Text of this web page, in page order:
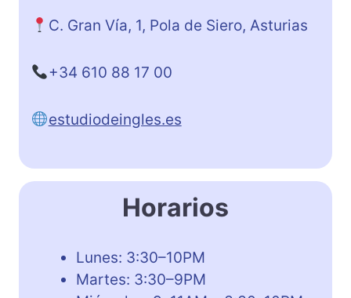
C. Gran Vía, 1, Pola de Siero, Asturias
+34 610 88 17 00
estudiodeingles.es
Horarios
Lunes: 3:30–10PM
Martes: 3:30–9PM